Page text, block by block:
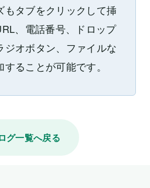
もタブをクリックして挿
、電話番号、ドロップ
ジオボタン、ファイルな
ることが可能です。
グ一覧へ戻る